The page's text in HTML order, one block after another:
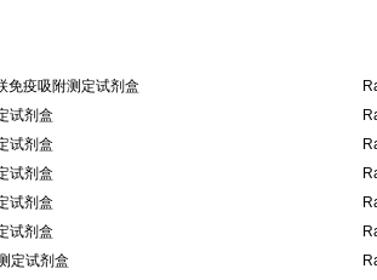
免疫吸附测定试剂盒
试剂盒
试剂盒
试剂盒
试剂盒
试剂盒
定试剂盒